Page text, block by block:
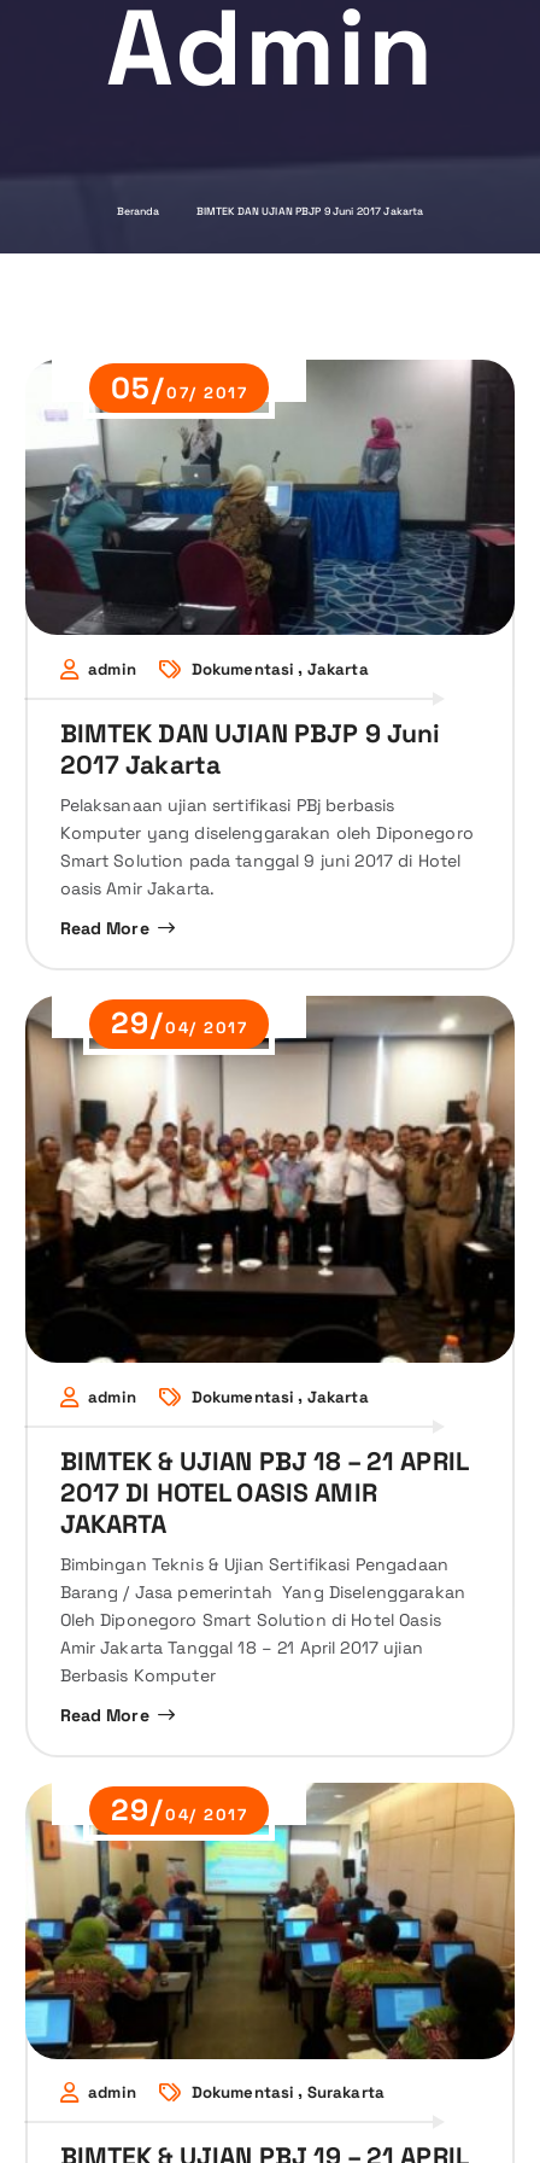
Admin
Beranda BIMTEK DAN UJIAN PBJP 9 Juni 2017 Jakarta
05/07/ 2017
admin Dokumentasi , Jakarta
BIMTEK DAN UJIAN PBJP 9 Juni
2017 Jakarta
Pelaksanaan ujian sertifikasi PBj berbasis
Komputer yang diselenggarakan oleh Diponegoro
Smart Solution pada tanggal 9 juni 2017 di Hotel
oasis Amir Jakarta.
Read More
29/04/ 2017
admin Dokumentasi , Jakarta
BIMTEK & UJIAN PBJ 18 – 21 APRIL
2017 DI HOTEL OASIS AMIR
JAKARTA
Bimbingan Teknis & Ujian Sertifikasi Pengadaan
Barang / Jasa pemerintah Yang Diselenggarakan
Oleh Diponegoro Smart Solution di Hotel Oasis
Amir Jakarta Tanggal 18 – 21 April 2017 ujian
Berbasis Komputer
Read More
29/04/ 2017
admin Dokumentasi , Surakarta
BIMTEK & UJIAN PBJ 19 – 21 APRIL